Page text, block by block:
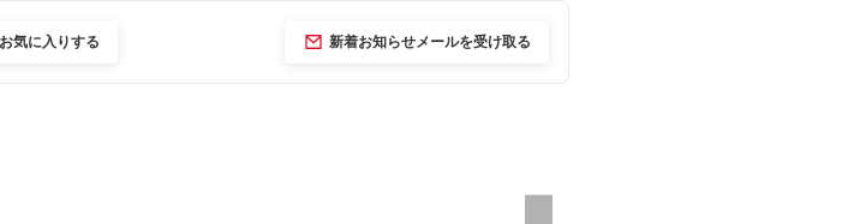
気に入りする 新着お知らせメールを受け取る